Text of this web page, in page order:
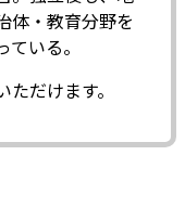
体・教育分野を
いる。
ただけます。